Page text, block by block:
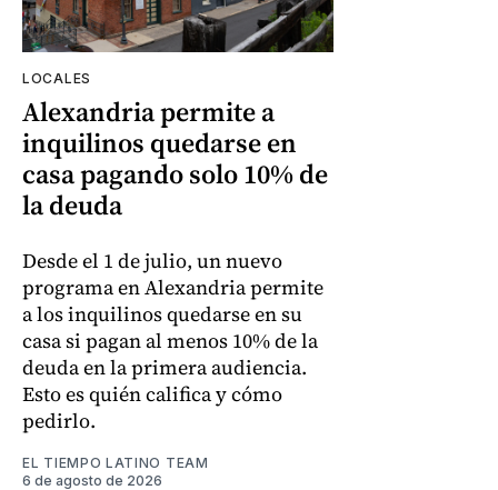
LOCALES
Alexandria permite a
inquilinos quedarse en
casa pagando solo 10% de
la deuda
Desde el 1 de julio, un nuevo
programa en Alexandria permite
a los inquilinos quedarse en su
casa si pagan al menos 10% de la
deuda en la primera audiencia.
Esto es quién califica y cómo
pedirlo.
EL TIEMPO LATINO TEAM
6 de agosto de 2026